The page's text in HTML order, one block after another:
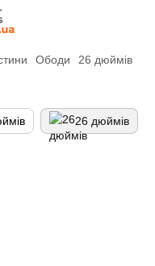
Ободи 26 дюймів
26 дюймів